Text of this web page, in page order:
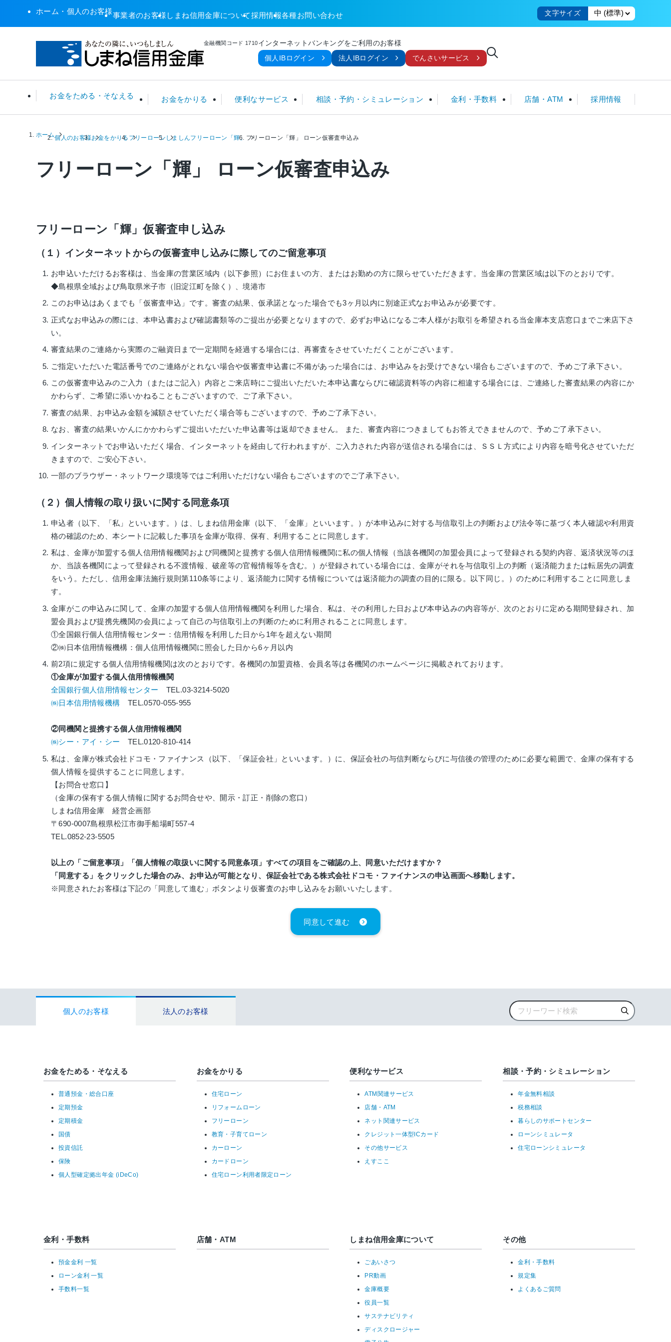
ホーム・個人のお客様事業者のお客様 しまね信用金庫について採用情報各種お問い合わせ 文字サイズ
金融機関コード 1710インターネットバンキングをご利用のお客様
個人IBログイン
法人IBログイン でんさいサービス
お金をためる・そなえる
普通預金・総合口座 定期預金 定期積金
投資信託 保険 個人型確定拠出年金 (iDeCo)
お金をかりる
住宅ローン リフォームローン フリーローン
カーローン カードローン 住宅ローン利用者限定ローン
便利なサービス
ATM関連サービス 店舗・ATM ネット関連サービス
その他サービス えすここ
相談・予約・シミュレーション
年金無料相談 税務相談 暮らしのサポートセンター
住宅ローンシミュレータ
金利・手数料
預金金利 一覧 ローン金利 一覧 手数料一覧
店舗・ATM 採用情報
ホーム個人のお客様お金をかりる フリーローン しましんフリーローン「輝」 フリーローン「輝」 ローン仮審査申込み
フリーローン「輝」 ローン仮審査申込み
フリーローン「輝」仮審査申し込み
（１）インターネットからの仮審査申し込みに際してのご留意事項
お申込いただけるお客様は、当金庫の営業区域内（以下参照）にお住まいの方、またはお勤めの方に限らせていただきます。当金庫の営業区域は以下のとおりです。
◆島根県全域および鳥取県米子市（旧淀江町を除く）、境港市
このお申込はあくまでも「仮審査申込」です。審査の結果、仮承諾となった場合でも3ヶ月以内に別途正式なお申込みが必要です。
正式なお申込みの際には、本申込書および確認書類等のご提出が必要となりますので、必ずお申込になるご本人様がお取引を希望される当金庫本支店窓口までご来店下さ
い。
審査結果のご連絡から実際のご融資日まで一定期間を経過する場合には、再審査をさせていただくことがございます。
ご指定いただいた電話番号でのご連絡がとれない場合や仮審査申込書に不備があった場合には、お申込みをお受けできない場合もございますので、予めご了承下さい。
この仮審査申込みのご入力（またはご記入）内容とご来店時にご提出いただいた本申込書ならびに確認資料等の内容に相違する場合には、ご連絡した審査結果の内容にか
かわらず、ご希望に添いかねることもございますので、ご了承下さい。
審査の結果、お申込み金額を減額させていただく場合等もございますので、予めご了承下さい。
なお、審査の結果いかんにかかわらずご提出いただいた申込書等は返却できません。 また、審査内容につきましてもお答えできませんので、予めご了承下さい。
インターネットでお申込いただく場合、インターネットを経由して行われますが、ご入力された内容が送信される場合には、ＳＳＬ方式により内容を暗号化させていただ
きますので、ご安心下さい。
一部のブラウザー・ネットワーク環境等ではご利用いただけない場合もございますのでご了承下さい。
（２）個人情報の取り扱いに関する同意条項
申込者（以下、「私」といいます。）は、しまね信用金庫（以下、「金庫」といいます。）が本申込みに対する与信取引上の判断および法令等に基づく本人確認や利用資
格の確認のため、本シートに記載した事項を金庫が取得、保有、利用することに同意します。
私は、金庫が加盟する個人信用情報機関および同機関と提携する個人信用情報機関に私の個人情報（当該各機関の加盟会員によって登録される契約内容、返済状況等のほ
か、当該各機関によって登録される不渡情報、破産等の官報情報等を含む。）が登録されている場合には、金庫がそれを与信取引上の判断（返済能力または転居先の調査
をいう。ただし、信用金庫法施行規則第110条等により、返済能力に関する情報については返済能力の調査の目的に限る。以下同じ。）のために利用することに同意しま
す。
金庫がこの申込みに関して、金庫の加盟する個人信用情報機関を利用した場合、私は、その利用した日および本申込みの内容等が、次のとおりに定める期間登録され、加
盟会員および提携先機関の会員によって自己の与信取引上の判断のために利用されることに同意します。
①全国銀行個人信用情報センター：信用情報を利用した日から1年を超えない期間
②㈱日本信用情報機構：個人信用情報機関に照会した日から6ヶ月以内
前2項に規定する個人信用情報機関は次のとおりです。各機関の加盟資格、会員名等は各機関のホームページに掲載されております。
①金庫が加盟する個人信用情報機関
全国銀行個人信用情報センター TEL.03-3214-5020
㈱日本信用情報機構 TEL.0570-055-955
②同機関と提携する個人信用情報機関
㈱シー・アイ・シー TEL.0120-810-414
私は、金庫が株式会社ドコモ・ファイナンス（以下、「保証会社」といいます。）に、保証会社の与信判断ならびに与信後の管理のために必要な範囲で、金庫の保有する
個人情報を提供することに同意します。
【お問合せ窓口】
（金庫の保有する個人情報に関するお問合せや、開示・訂正・削除の窓口）
しまね信用金庫 経営企画部
〒690-0007島根県松江市御手船場町557-4
TEL.0852-23-5505
以上の「ご留意事項」「個人情報の取扱いに関する同意条項」すべての項目をご確認の上、同意いただけますか？
「同意する」をクリックした場合のみ、お申込が可能となり、保証会社である株式会社ドコモ・ファイナンスの申込画面へ移動します。
※同意されたお客様は下記の「同意して進む」ボタンより仮審査のお申し込みをお願いいたします。
同意して進む
個人のお客様 法人のお客様
お金をためる・そなえる
普通預金・総合口座
定期預金
定期積金
国債
投資信託
保険
個人型確定拠出年金 (iDeCo)
お金をかりる
住宅ローン
リフォームローン
フリーローン
教育・子育てローン
カーローン
カードローン
住宅ローン利用者限定ローン
便利なサービス
ATM関連サービス
店舗・ATM
ネット関連サービス
クレジット一体型ICカード
その他サービス
えすここ
相談・予約・シミュレーション
年金無料相談
税務相談
暮らしのサポートセンター
ローンシミュレータ
住宅ローンシミュレータ
金利・手数料
預金金利 一覧
ローン金利 一覧
手数料一覧
店舗・ATM しまね信用金庫について
ごあいさつ
PR動画
金庫概要
役員一覧
サステナビリティ
ディスクロージャー
その他
金利・手数料
規定集
よくあるご質問